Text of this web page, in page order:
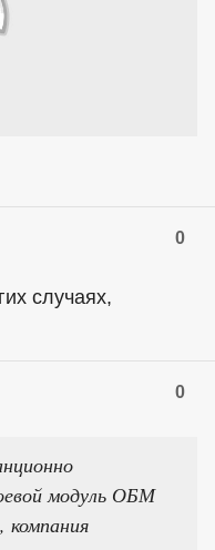
0
случаях,
0
модуль ОБМ
компания